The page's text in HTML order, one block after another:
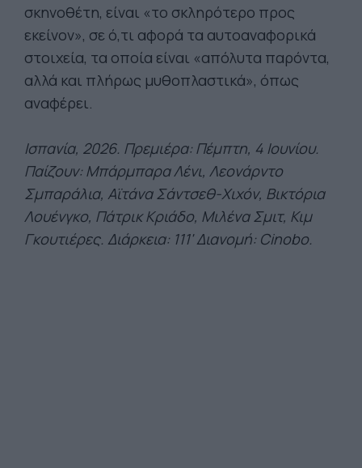
σκηνοθέτη, είναι «το σκληρότερο προς
εκείνον», σε ό,τι αφορά τα αυτοαναφορικά
στοιχεία, τα οποία είναι «απόλυτα παρόντα,
αλλά και πλήρως μυθοπλαστικά», όπως
αναφέρει.
Ισπανία, 2026. Πρεμιέρα: Πέμπτη, 4 Ιουνίου.
Παίζουν: Μπάρμπαρα Λένι, Λεονάρντο
Σμπαράλια, Αϊτάνα Σάντσεθ-Χιχόν, Βικτόρια
Λουένγκο, Πάτρικ Κριάδο, Μιλένα Σμιτ, Κιμ
Γκουτιέρες. Διάρκεια: 111' Διανομή: Cinobo.